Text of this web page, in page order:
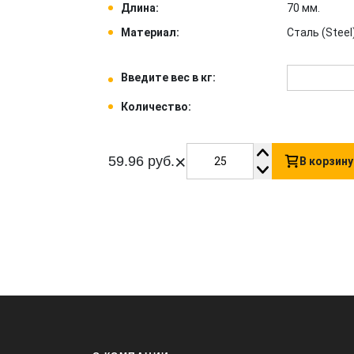
Длина:
70 мм.
Материал:
Сталь (Steel)
Введите вес в кг:
Количество:
59.96 руб.× В корзину